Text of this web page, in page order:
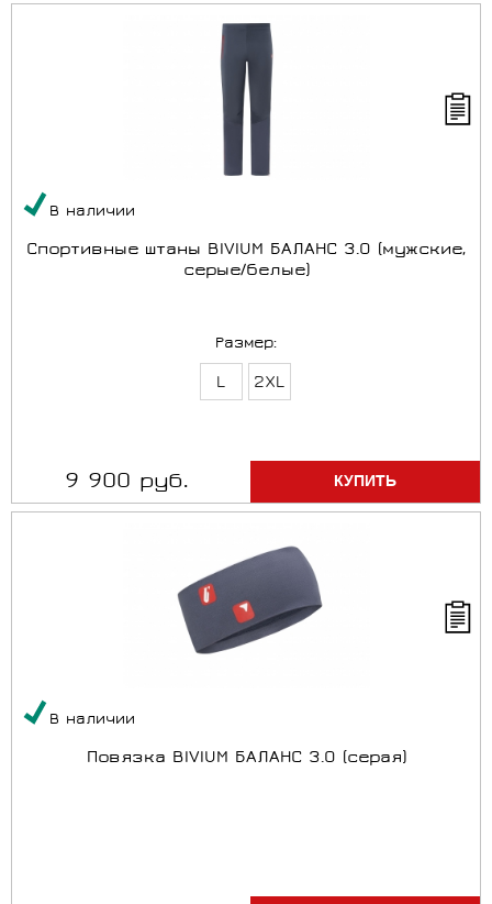
В наличии
Спортивные штаны BIVIUM БАЛАНС 3.0 (мужские,
серые/белые)
Размер:
L 2XL
9 900 руб.
В наличии
Повязка BIVIUM БАЛАНС 3.0 (серая)